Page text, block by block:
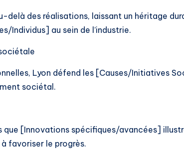
delà des réalisations, laissant un héritage
Individus] au sein de l’industrie.
Lyon défend les [Causes/Initiatives
sociétal.
que [Innovations spécifiques/avancées]
favoriser le progrès.